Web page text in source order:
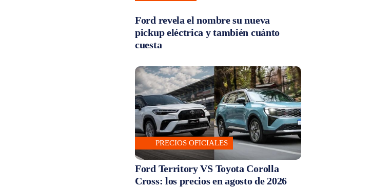
Ford revela el nombre su nueva
pickup eléctrica y también cuánto
cuesta
PRECIOS OFICIALES
Ford Territory VS Toyota Corolla
Cross: los precios en agosto de 2026